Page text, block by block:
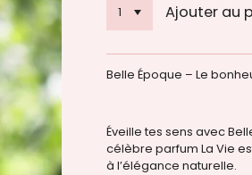
Ajouter au
Belle Époque – Le
Éveille tes sens avec
célèbre parfum La Vie
à l’élégance naturelle.